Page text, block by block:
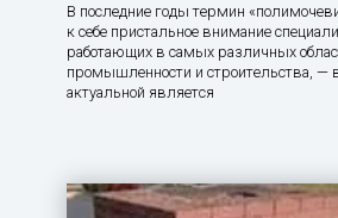
В последние годы термин
к себе пристальное внимание
работающих в самых различных
промышленности и строительства, —
актуальной является